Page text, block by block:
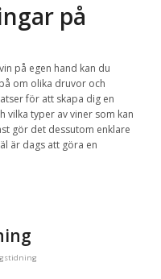
på
på egen hand kan du
om olika druvor och
för att skapa dig en
vilka typer av viner som kan
gör det dessutom enklare
är dags att göra en